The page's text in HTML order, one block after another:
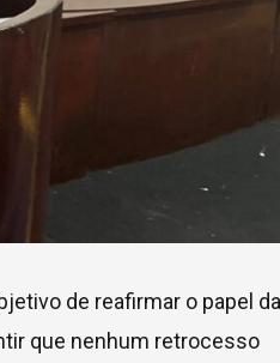
de reafirmar o papel da
que nenhum retrocesso